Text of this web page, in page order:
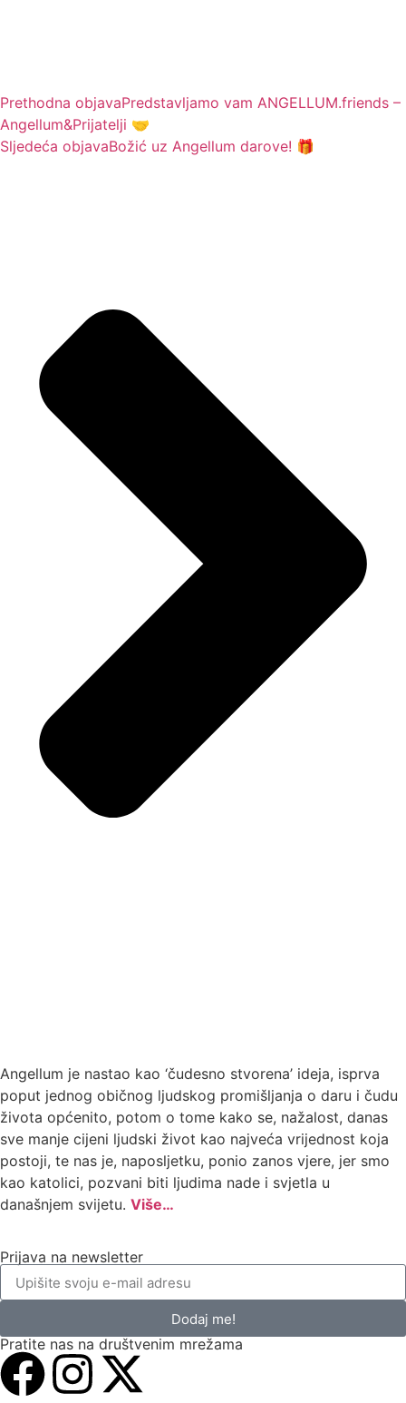
Prethodna objavaPredstavljamo vam ANGELLUM.friends –
Angellum&Prijatelji 🤝
Sljedeća objavaBožić uz Angellum darove! 🎁
Angellum je nastao kao ‘čudesno stvorena’ ideja, isprva
poput jednog običnog ljudskog promišljanja o daru i čudu
života općenito, potom o tome kako se, nažalost, danas
sve manje cijeni ljudski život kao najveća vrijednost koja
postoji, te nas je, naposljetku, ponio zanos vjere, jer smo
kao katolici, pozvani biti ljudima nade i svjetla u
današnjem svijetu. Više…
Prijava na newsletter
Dodaj me!
Pratite nas na društvenim mrežama